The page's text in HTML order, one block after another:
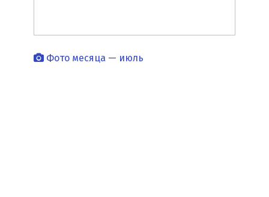
Фото месяца — июль